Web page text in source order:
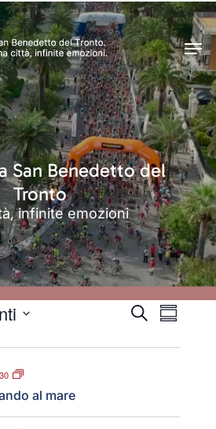
San Benedetto del
Tronto
infinite emozioni
Eventi
CercaEvento
Viste
al mare